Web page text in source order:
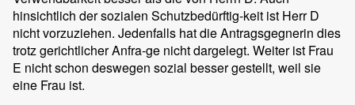
hinsichtlich der sozialen Schutzbedürftig-keit ist Herr D
nicht vorzuziehen. Jedenfalls hat die Antragsgegnerin dies
trotz gerichtlicher Anfra-ge nicht dargelegt. Weiter ist Frau
E nicht schon deswegen sozial besser gestellt, weil sie
eine Frau ist.